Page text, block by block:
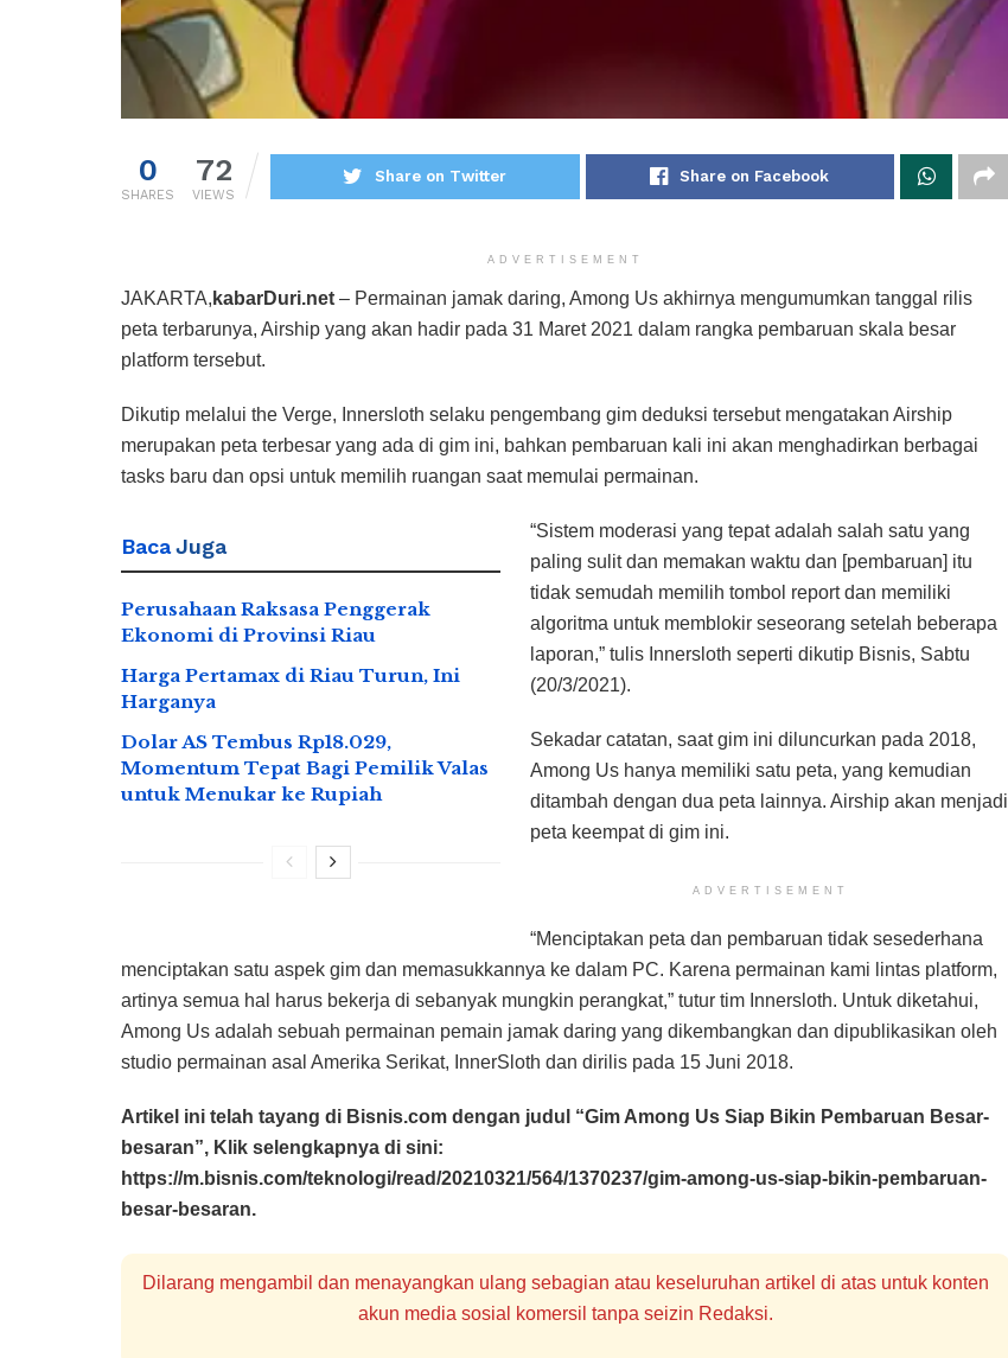
0
SHARES
72
VIEWS
Share on Twitter Share on Facebook
ADVERTISEMENT
JAKARTA, kabarDuri.net – Permainan jamak daring, Among Us akhirnya mengumumkan tanggal rilis
peta terbarunya, Airship yang akan hadir pada 31 Maret 2021 dalam rangka pembaruan skala besar
platform tersebut.
Dikutip melalui the Verge, Innersloth selaku pengembang gim deduksi tersebut mengatakan Airship
merupakan peta terbesar yang ada di gim ini, bahkan pembaruan kali ini akan menghadirkan berbagai
tasks baru dan opsi untuk memilih ruangan saat memulai permainan.
BacaJuga
Perusahaan Raksasa Penggerak
Ekonomi di Provinsi Riau
Harga Pertamax di Riau Turun, Ini
Harganya
Dolar AS Tembus Rp18.029,
Momentum Tepat Bagi Pemilik Valas
untuk Menukar ke Rupiah
“Sistem moderasi yang tepat adalah salah satu yang
paling sulit dan memakan waktu dan [pembaruan] itu
tidak semudah memilih tombol report dan memiliki
algoritma untuk memblokir seseorang setelah beberapa
laporan,” tulis Innersloth seperti dikutip Bisnis, Sabtu
(20/3/2021).
Sekadar catatan, saat gim ini diluncurkan pada 2018,
Among Us hanya memiliki satu peta, yang kemudian
ditambah dengan dua peta lainnya. Airship akan menjadi
peta keempat di gim ini.
ADVERTISEMENT
“Menciptakan peta dan pembaruan tidak sesederhana
menciptakan satu aspek gim dan memasukkannya ke dalam PC. Karena permainan kami lintas platform,
artinya semua hal harus bekerja di sebanyak mungkin perangkat,” tutur tim Innersloth. Untuk diketahui,
Among Us adalah sebuah permainan pemain jamak daring yang dikembangkan dan dipublikasikan oleh
studio permainan asal Amerika Serikat, InnerSloth dan dirilis pada 15 Juni 2018.
Artikel ini telah tayang di Bisnis.com dengan judul “Gim Among Us Siap Bikin Pembaruan Besar-
besaran”, Klik selengkapnya di sini:
https://m.bisnis.com/teknologi/read/20210321/564/1370237/gim-among-us-siap-bikin-pembaruan-
besar-besaran.
Dilarang mengambil dan menayangkan ulang sebagian atau keseluruhan artikel di atas untuk konten
akun media sosial komersil tanpa seizin Redaksi.